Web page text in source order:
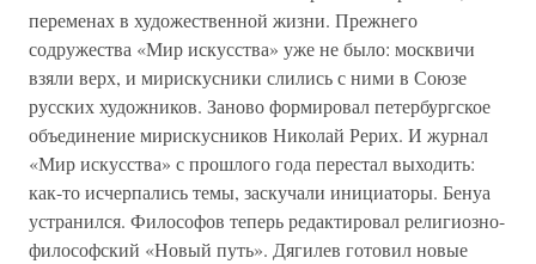
переменах в художественной жизни. Прежнего
содружества «Мир искусства» уже не было: москвичи
взяли верх, и мирискусники слились с ними в Союзе
русских художников. Заново формировал петербургское
объединение мирискусников Николай Рерих. И журнал
«Мир искусства» с прошлого года перестал выходить:
как-то исчерпались темы, заскучали инициаторы. Бенуа
устранился. Философов теперь редактировал религиозно-
философский «Новый путь». Дягилев готовил новые